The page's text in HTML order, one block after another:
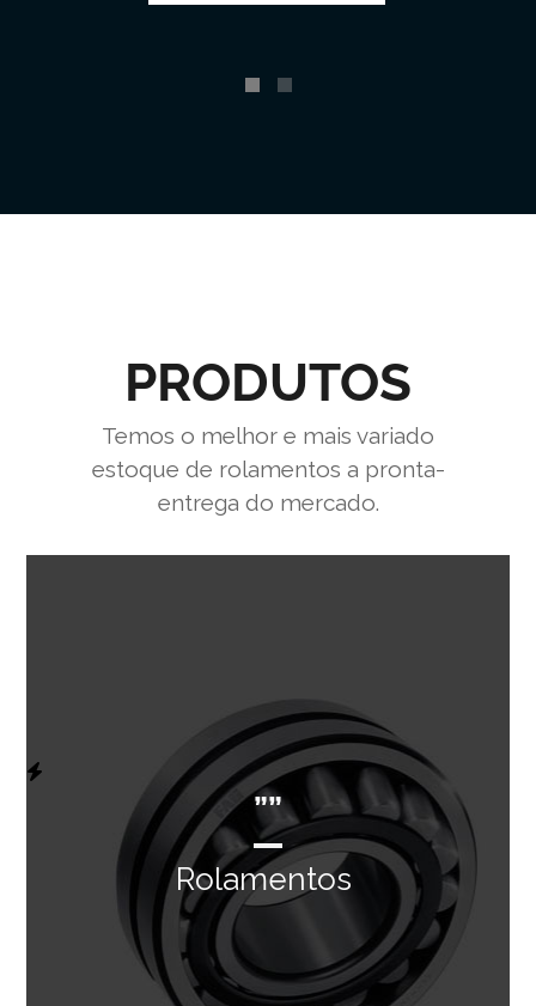
PRODUTOS
Temos o melhor e mais variado
estoque de rolamentos a pronta-
entrega do mercado.
””
Rolamentos